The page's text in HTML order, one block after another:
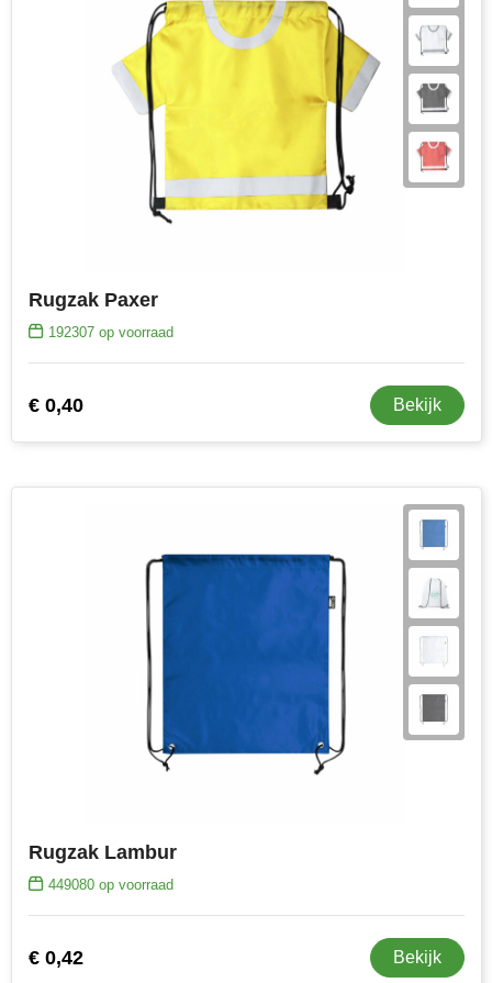
Rugzak Paxer
192307op voorraad
€ 0,40 Bekijk
Rugzak Lambur
449080op voorraad
€ 0,42 Bekijk